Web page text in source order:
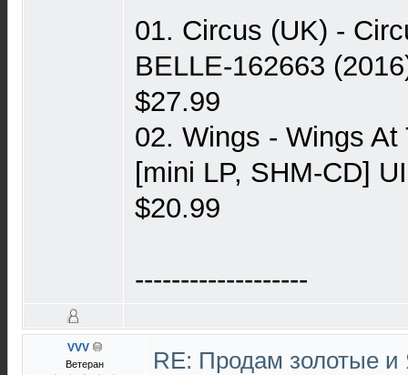
01. Circus (UK) -
BELLE-162663
$27.99
02. Wings - Wings
[mini LP, SHM-CD]
$20.99
-------------------
VVV
Ветеран
RE: Продам золотые